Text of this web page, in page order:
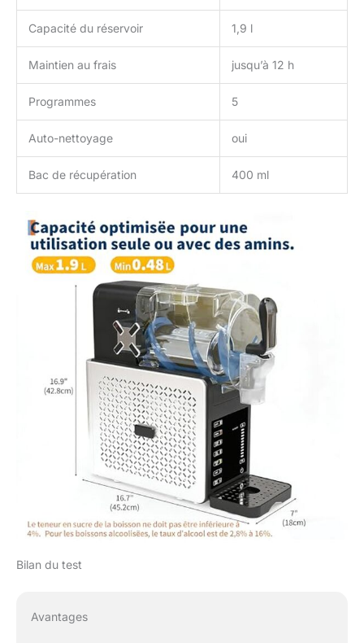
Capacité du réservoir 1,9 l
Maintien au frais jusqu’à 12 h
Programmes 5
Auto-nettoyage oui
Bac de récupération 400 ml
Bilan du test
Avantages